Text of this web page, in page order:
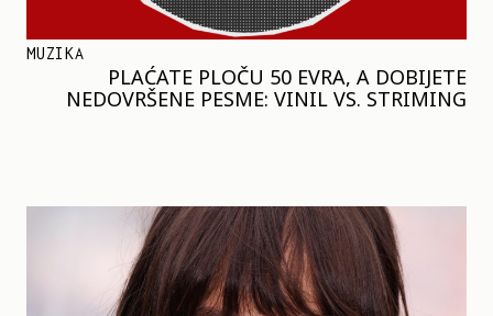
MUZIKA
PLAĆATE PLOČU 50 EVRA, A DOBIJETE
NEDOVRŠENE PESME: VINIL VS. STRIMING